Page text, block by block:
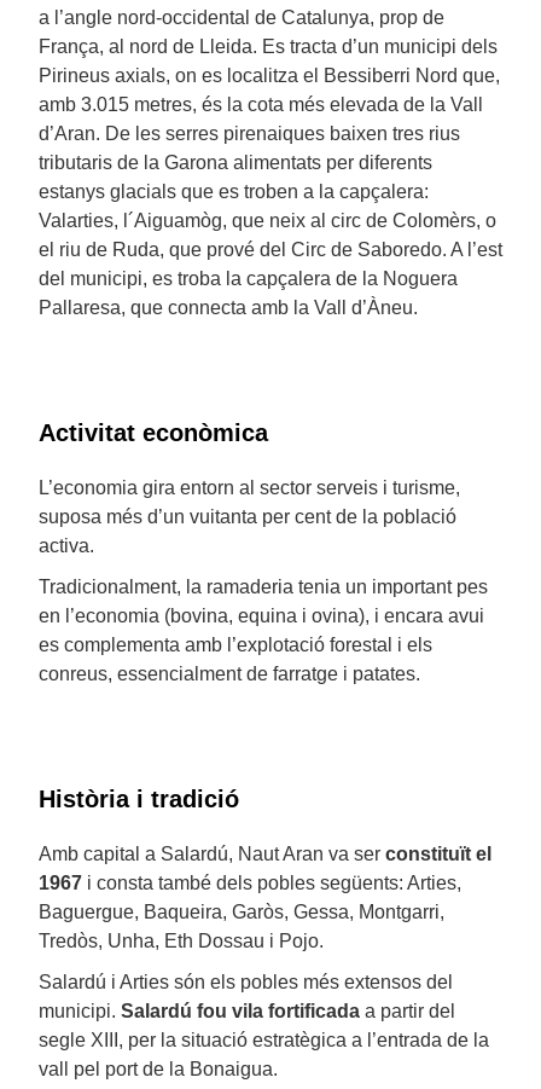
a l’angle nord-occidental de Catalunya, prop de
França, al nord de Lleida. Es tracta d’un municipi dels
Pirineus axials, on es localitza el Bessiberri Nord que,
amb 3.015 metres, és la cota més elevada de la Vall
d’Aran. De les serres pirenaiques baixen tres rius
tributaris de la Garona alimentats per diferents
estanys glacials que es troben a la capçalera:
Valarties, l´Aiguamòg, que neix al circ de Colomèrs, o
el riu de Ruda, que prové del Circ de Saboredo. A l’est
del municipi, es troba la capçalera de la Noguera
Pallaresa, que connecta amb la Vall d’Àneu.
Activitat econòmica
L’economia gira entorn al sector serveis i turisme,
suposa més d’un vuitanta per cent de la població
activa.
Tradicionalment, la ramaderia tenia un important pes
en l’economia (bovina, equina i ovina), i encara avui
es complementa amb l’explotació forestal i els
conreus, essencialment de farratge i patates.
Història i tradició
Amb capital a Salardú, Naut Aran va ser constituït el
1967 i consta també dels pobles següents: Arties,
Baguergue, Baqueira, Garòs, Gessa, Montgarri,
Tredòs, Unha, Eth Dossau i Pojo.
Salardú i Arties són els pobles més extensos del
municipi. Salardú fou vila fortificada a partir del
segle XIII, per la situació estratègica a l’entrada de la
vall pel port de la Bonaigua.